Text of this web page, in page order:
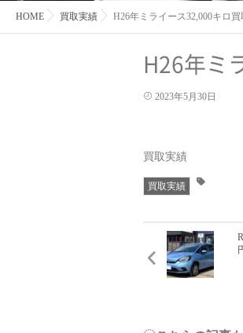
HOME 買取実績 H26年ミライース32,000キロ買
H26年ミ
2023年5月30日
買取実績
買取実績